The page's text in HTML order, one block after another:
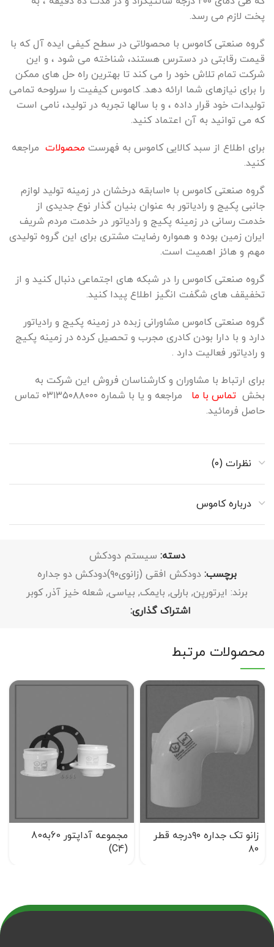
پخت لازم می رسد.
گروه صنعتی کاموس با محصولاتی در سطح کیفی ایده آل که با
قیمت رقابتی در دسترس هستند، شناخته می شود ، و این
شرکت تمام تلاش خود را می کند تا بهترین راه حل های ممکن
را برای نیازهای شما ارائه دهد. کاموس کیفیت را سرلوحه تمامی
تولیدات خود قرار داده ، و با سالها تجربه در تولید، نامی است
که می توانید به آن اعتماد کنید.
برای اطلاع از سبد کالایی کاموس به فهرست محصولات مراجعه
کنید.
گروه صنعتی کاموس با ۱۰سابقه درخشان در زمینه تولید لوازم
جانبی پکیج و رادیاتور به عنوان بنیان گذار نوع جدیدی از
خدمت رسانی در زمینه پکیج و رادیاتور در خدمت مردم شریف
ایران زمین بوده و همواره رضایت مشتری برای این گروه تولیدی
مهم و هائز اهمیت است.
گروه صنعتی کاموس را در شبکه های اجتماعی دنبال کنید و از
تخفیقف های شگفت انگیز اطلاع پیدا کنید.
گروه صنعتی کاموس مشاورانی زبده در زمینه پکیج و رادیاتور
دارد و با دارا بودن کادری مجرب و تحصیل کرده در زمینه پکیج
و رادیاتور فعالیت دارد .
برای ارتباط با مشاوران و کارشناسان فروش این شرکت به
بخش تماس با ما
مراجعه و یا با شماره ۰۳۱۳۵۰۸۸۰۰۰ تماس
حاصل فرمائید.
نظرات (۰)
درباره کاموس
دسته: سیستم دودکش
برچسب: دودکش افقی (زانوی۹۰)دودکش دو جداره
برند: ایرتورپن, بارلی, بایمک, بیاسی, شعله خیز آذر,کوبر
اشتراک گذاری:
محصولات مرتبط
زانو تک جداره ۹۰درجه قطر
۸۰
مجموعه آداپتور 60به80
(C4)